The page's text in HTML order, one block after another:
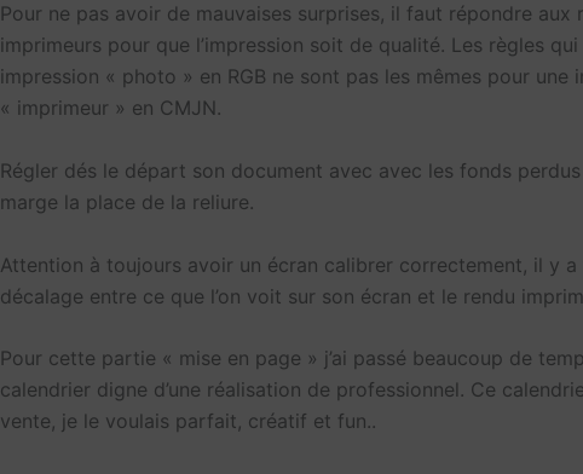
Pour ne pas avoir de mauvaises surprises, il faut répondre aux
imprimeurs pour que l’impression soit de qualité. Les règles qui
impression « photo » en RGB ne sont pas les mêmes pour une
« imprimeur » en CMJN.
Régler dés le départ son document avec avec les fonds
marge la place de la reliure.
Attention à toujours avoir un écran calibrer correctement, il y a
décalage entre ce que l’on voit sur son écran et le rendu
Pour cette partie « mise en page » j’ai passé beaucoup de
calendrier digne d’une réalisation de professionnel. Ce
vente, je le voulais parfait, créatif et fun..